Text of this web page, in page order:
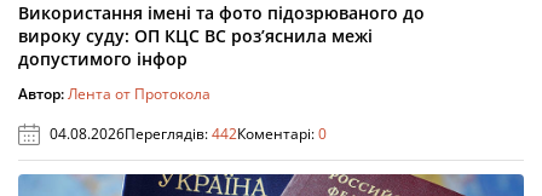
Використання імені та фото підозрюваного до
вироку суду: ОП КЦС ВС роз’яснила межі
допустимого інфор
Автор:Лента от Протокола
04.08.2026Переглядів:442Коментарі:0